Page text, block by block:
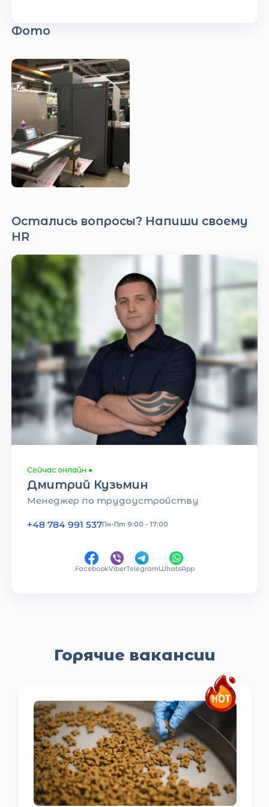
Фото
Остались вопросы? Напиши своему
HR
Сейчас онлайн ●
Дмитрий Кузьмин
Менеджер по трудоустройству
+48 784 991 537Пн-Пт 9:00 - 17:00
FacebookViberTelegramWhatsApp
Горячие вакансии